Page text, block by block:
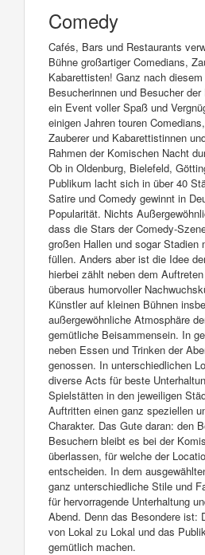
Comedy
Cafés, Bars und Restaurants
Bühne großartiger Comedians,
Kabarettisten! Ganz nach
Besucherinnen und Besucher
ein Event voller Spaß und
einigen Jahren touren
Zauberer und Kabarettistinnen
Rahmen der Komischen Nacht
Ob in Oldenburg, Bielefeld,
Publikum lacht sich in über 40
Satire und Comedy gewinnt in
Popularität. Nichts
dass die Stars der Comedy-
großen Hallen und sogar Stadien
füllen. Anders aber ist die Idee
hierbei zählt neben dem
überaus humorvoller
Künstler auf kleinen Bühnen
außergewöhnliche Atmosphäre
gemütliche Beisammensein. In
neben Essen und Trinken der
genossen. In unterschiedlichen
diverse Acts für beste
Spielstätten in den jeweiligen
Auftritten einen ganz speziellen
Charakter. Das Gute daran: den
Besuchern bleibt es bei der
überlassen, für welche der
entscheiden. In dem
ganz unterschiedliche Stile und
für hervorragende Unterhaltung
Abend. Denn das Besondere ist:
von Lokal zu Lokal und das
gemütlich machen.